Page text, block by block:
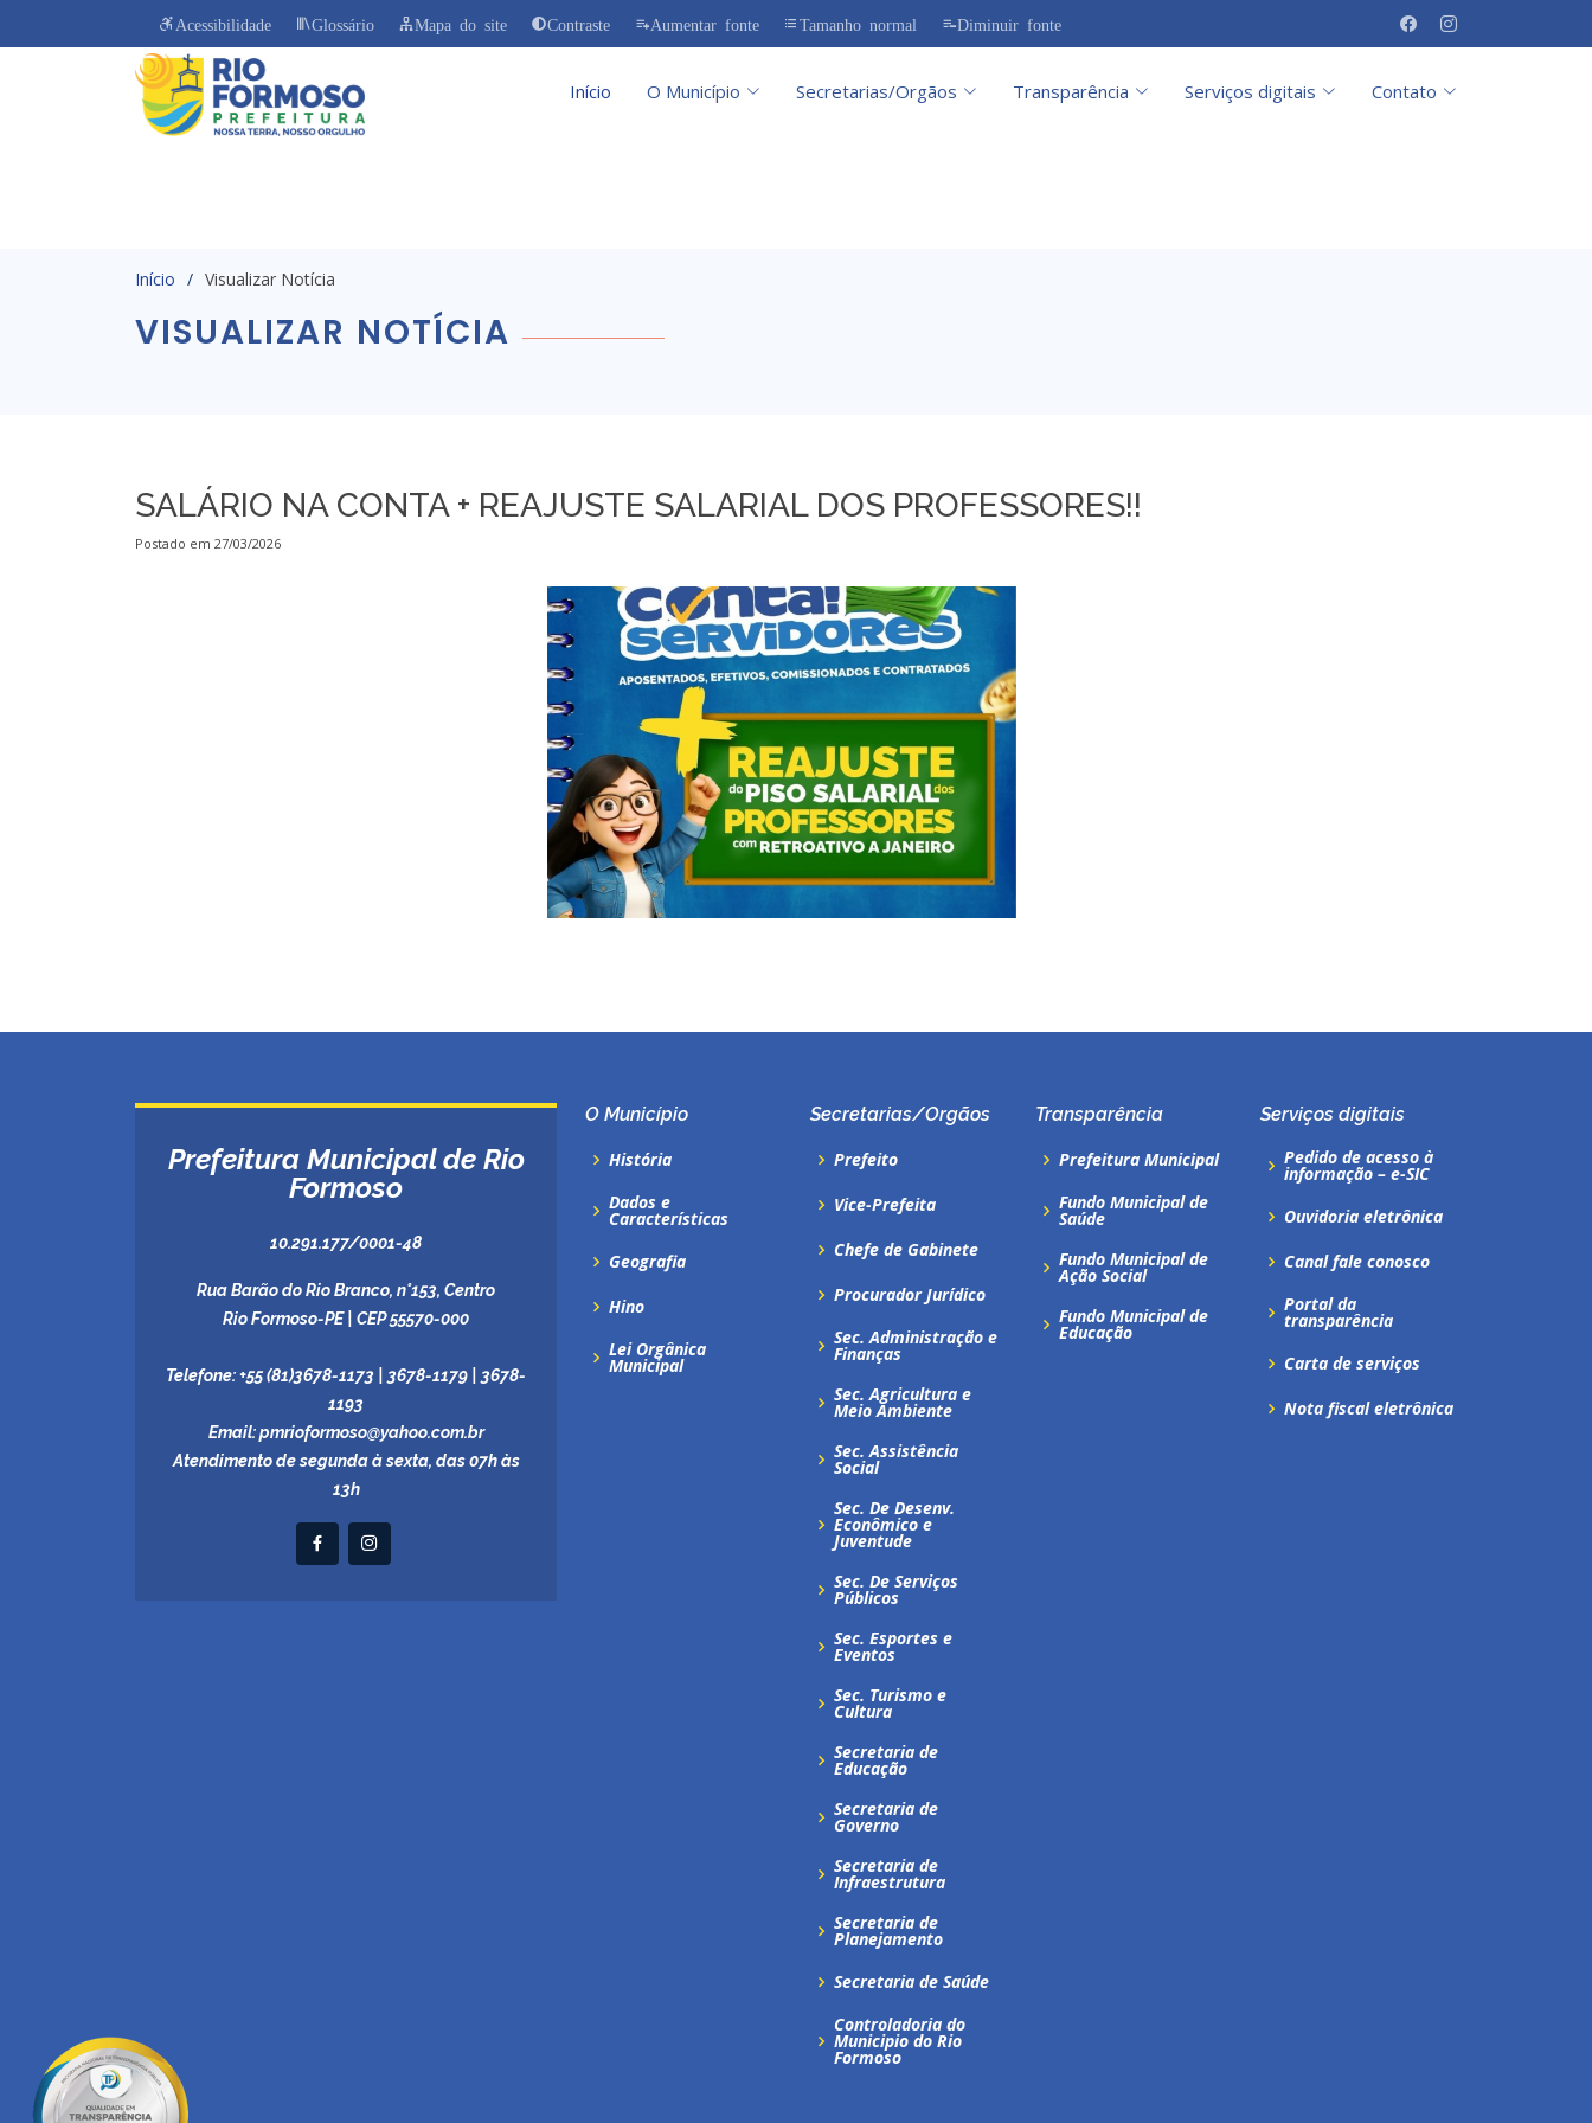
Acessibilidade Glossário Mapa do site Contraste Aumentar fonte Tamanho normal Diminuir fonte
Início O Município Secretarias/Orgãos Transparência Serviços digitais Contato
Início Visualizar Notícia
VISUALIZAR NOTÍCIA
SALÁRIO NA CONTA + REAJUSTE SALARIAL DOS PROFESSORES!!
Postado em 27/03/2026
Prefeitura Municipal de Rio
Formoso
10.291.177/0001-48
Rua Barão do Rio Branco, n°153, Centro
Rio Formoso-PE | CEP 55570-000
Telefone:+55 (81)3678-1173 | 3678-1179 | 3678-
1193
Email:pmrioformoso@yahoo.com.br
Atendimento de segunda à sexta, das 07h às
13h
O Município
História
Dados e
Características
Geografia
Hino
Lei Orgânica
Municipal
Secretarias/Orgãos
Prefeito
Vice-Prefeita
Chefe de Gabinete
Procurador Jurídico
Sec. Administração e
Finanças
Sec. Agricultura e
Meio Ambiente
Sec. Assistência
Social
Sec. De Desenv.
Econômico e
Juventude
Sec. De Serviços
Públicos
Sec. Esportes e
Eventos
Sec. Turismo e
Cultura
Secretaria de
Educação
Secretaria de
Governo
Secretaria de
Infraestrutura
Secretaria de
Planejamento
Secretaria de Saúde
Controladoria do
Municipio do Rio
Formoso
Transparência
Prefeitura Municipal
Fundo Municipal de
Saúde
Fundo Municipal de
Ação Social
Fundo Municipal de
Educação
Serviços digitais
Pedido de acesso à
informação – e-SIC
Ouvidoria eletrônica
Canal fale conosco
Portal da
transparência
Carta de serviços
Nota fiscal eletrônica